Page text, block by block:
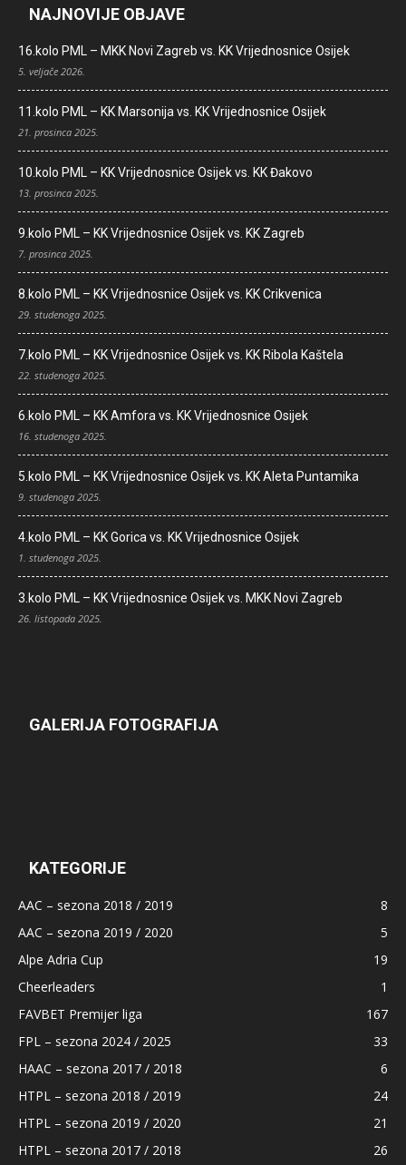
NAJNOVIJE OBJAVE
16.kolo PML – MKK Novi Zagreb vs. KK Vrijednosnice Osijek
5. veljače 2026.
11.kolo PML – KK Marsonija vs. KK Vrijednosnice Osijek
21. prosinca 2025.
10.kolo PML – KK Vrijednosnice Osijek vs. KK Đakovo
13. prosinca 2025.
9.kolo PML – KK Vrijednosnice Osijek vs. KK Zagreb
7. prosinca 2025.
8.kolo PML – KK Vrijednosnice Osijek vs. KK Crikvenica
29. studenoga 2025.
7.kolo PML – KK Vrijednosnice Osijek vs. KK Ribola Kaštela
22. studenoga 2025.
6.kolo PML – KK Amfora vs. KK Vrijednosnice Osijek
16. studenoga 2025.
5.kolo PML – KK Vrijednosnice Osijek vs. KK Aleta Puntamika
9. studenoga 2025.
4.kolo PML – KK Gorica vs. KK Vrijednosnice Osijek
1. studenoga 2025.
3.kolo PML – KK Vrijednosnice Osijek vs. MKK Novi Zagreb
26. listopada 2025.
GALERIJA FOTOGRAFIJA
KATEGORIJE
AAC – sezona 2018 / 2019
8
AAC – sezona 2019 / 2020
5
Alpe Adria Cup
19
Cheerleaders
1
FAVBET Premijer liga
167
FPL – sezona 2024 / 2025
33
HAAC – sezona 2017 / 2018
6
HTPL – sezona 2018 / 2019
24
HTPL – sezona 2019 / 2020
21
HTPL – sezona 2017 / 2018
26